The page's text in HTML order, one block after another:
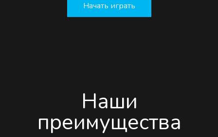
Начать играть
Наши
преимущества